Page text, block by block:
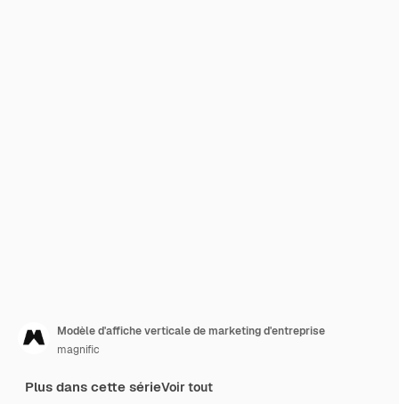
Modèle d'affiche verticale de marketing d'entreprise
magnific
Plus dans cette sérieVoir tout